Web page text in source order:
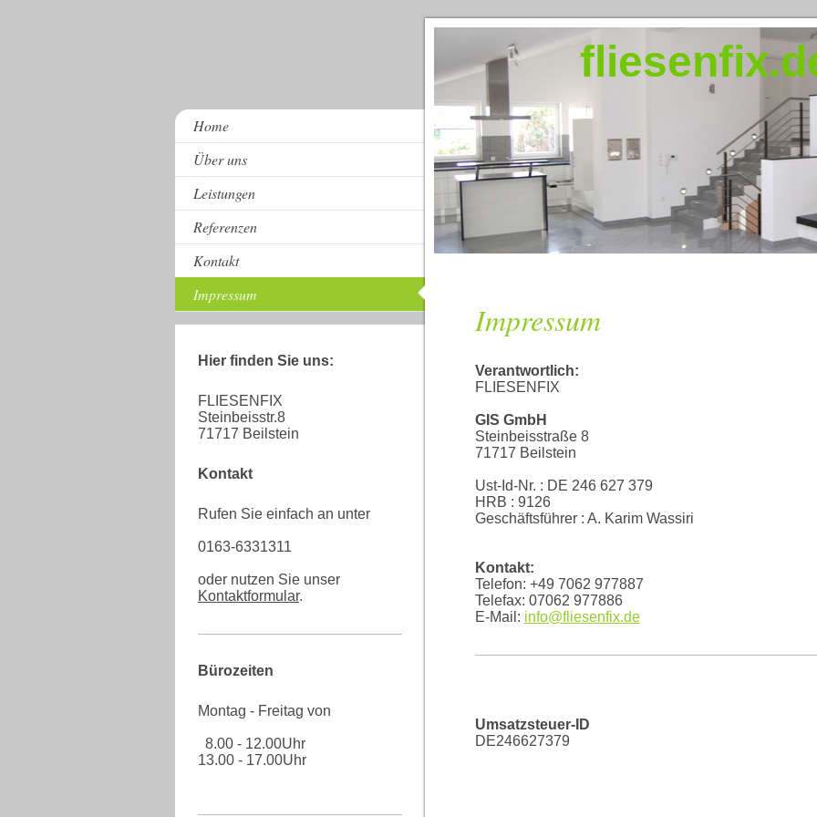
Impressum
Verantwortlich:
FLIESENFIX
GIS GmbH
Steinbeisstraße 8
71717 Beilstein
Ust-Id-Nr. : DE 246 627 379
HRB : 9126
Geschäftsführer : A. Karim Wassiri
Kontakt:
Telefon: +49 7062 977887
Telefax: 07062 977886
E-Mail: info@fliesenfix.de
Umsatzsteuer-ID
DE246627379
Home
Über uns
Leistungen
Referenzen
Kontakt
Impressum
Hier finden Sie uns:
FLIESENFIX
Steinbeisstr.8
71717 Beilstein
Kontakt
Rufen Sie einfach an unter
0163-6331311
oder nutzen Sie unser
Kontaktformular.
Bürozeiten
Montag - Freitag von
8.00 - 12.00Uhr
13.00 - 17.00Uhr